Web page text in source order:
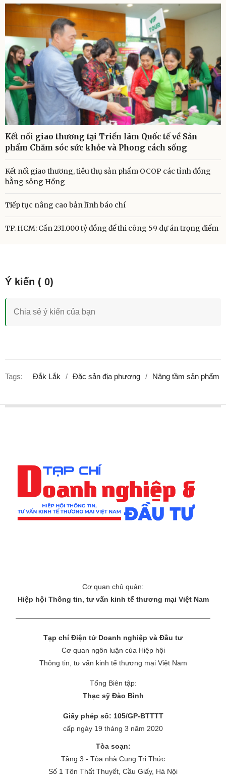
Kết nối giao thương tại Triển lãm Quốc tế về Sản
phẩm Chăm sóc sức khỏe và Phong cách sống
Kết nối giao thương, tiêu thụ sản phẩm OCOP các tỉnh đồng
bằng sông Hồng
Tiếp tục nâng cao bản lĩnh báo chí
TP. HCM: Cần 231.000 tỷ đồng để thi công 59 dự án trọng điểm
Tags: Đắk Lắk Đặc sản địa phương Nâng tầm sản phẩm
Cơ quan chủ quản:
Hiệp hội Thông tin, tư vấn kinh tế thương mại Việt Nam
Tạp chí Điện tử Doanh nghiệp và Đầu tư
Cơ quan ngôn luận của Hiệp hội
Thông tin, tư vấn kinh tế thương mại Việt Nam
Tổng Biên tập:
Thạc sỹ Đào Bình
Giấy phép số: 105/GP-BTTTT
cấp ngày 19 tháng 3 năm 2020
Tòa soạn:
Tầng 3 - Tòa nhà Cung Tri Thức
Số 1 Tôn Thất Thuyết, Cầu Giấy, Hà Nội